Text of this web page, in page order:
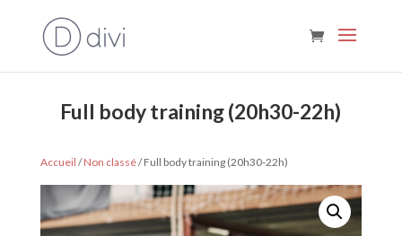
Full body training (20h30-22h)
Accueil /Non classé/ Full body training (20h30-22h)